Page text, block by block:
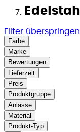
Filter überspringen
Farbe
Marke
Bewertungen
Lieferzeit
Preis
Produktgruppe
Anlässe
Material
Produkt-Typ